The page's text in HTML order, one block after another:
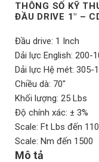
THÔNG SỐ KỸ
ĐẦU DRIVE 1″ –
Đầu drive: 1 Inch
Dải lực English: 200-
Dải lực Hệ mét: 305-
Chiều dà: 70″
Khối lượng: 25 Lbs
Độ chính xác: ± 3%
Scale: Ft Lbs đến
Scale: Nm đến 1500
Mô tả